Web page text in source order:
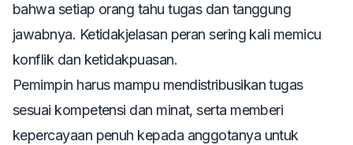
bahwa setiap orang tahu tugas dan tanggung
jawabnya. Ketidakjelasan peran sering kali memicu
konflik dan ketidakpuasan.
Pemimpin harus mampu mendistribusikan tugas
sesuai kompetensi dan minat, serta memberi
kepercayaan penuh kepada anggotanya untuk